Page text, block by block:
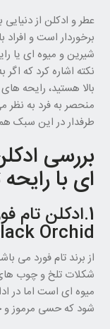
عطر و ادکلن از
برخوردار است و
شیرین و میوه ای یا
نکته اشاره کرد که
بالا هستید، رایحه
طرفدار در این سبک
بررسی
ای با
Orchid )
از برند تام فورد می
شکلات تلخ و چوب
میوه ای است اما در
شود که حسی مرموز و